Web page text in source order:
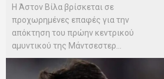
Η Άστον Βίλα βρίσκεται σε
προχωρημένες επαφές για την
απόκτηση του πρώην κεντρικού
αμυντικού της Μάντσεστερ...